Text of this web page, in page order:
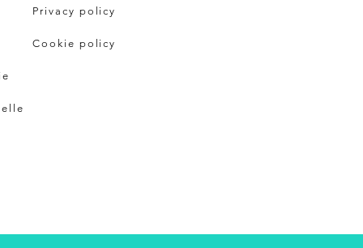
Privacy policy
Cookie policy